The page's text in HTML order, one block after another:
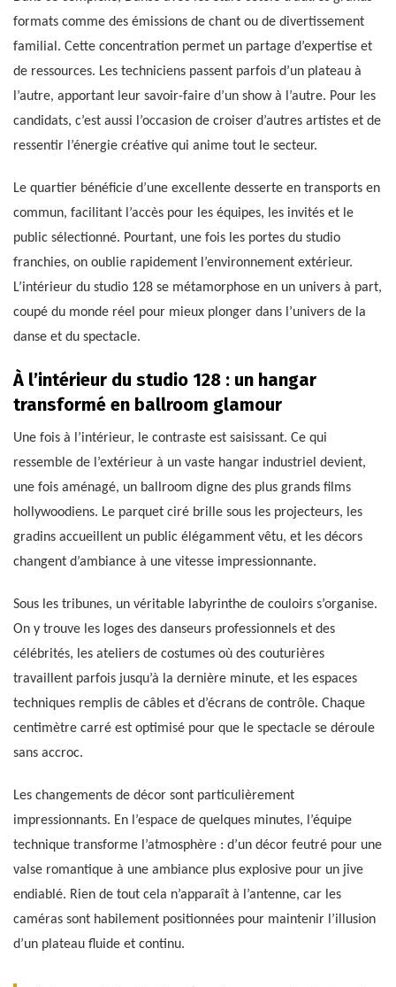
formats comme des émissions de chant ou de divertissement
familial. Cette concentration permet un partage d’expertise et
de ressources. Les techniciens passent parfois d’un plateau à
l’autre, apportant leur savoir-faire d’un show à l’autre. Pour les
candidats, c’est aussi l’occasion de croiser d’autres artistes et de
ressentir l’énergie créative qui anime tout le secteur.
Le quartier bénéficie d’une excellente desserte en transports en
commun, facilitant l’accès pour les équipes, les invités et le
public sélectionné. Pourtant, une fois les portes du studio
franchies, on oublie rapidement l’environnement extérieur.
L’intérieur du studio 128 se métamorphose en un univers à part,
coupé du monde réel pour mieux plonger dans l’univers de la
danse et du spectacle.
À l’intérieur du studio 128 : un hangar
transformé en ballroom glamour
Une fois à l’intérieur, le contraste est saisissant. Ce qui
ressemble de l’extérieur à un vaste hangar industriel devient,
une fois aménagé, un ballroom digne des plus grands films
hollywoodiens. Le parquet ciré brille sous les projecteurs, les
gradins accueillent un public élégamment vêtu, et les décors
changent d’ambiance à une vitesse impressionnante.
Sous les tribunes, un véritable labyrinthe de couloirs s’organise.
On y trouve les loges des danseurs professionnels et des
célébrités, les ateliers de costumes où des couturières
travaillent parfois jusqu’à la dernière minute, et les espaces
techniques remplis de câbles et d’écrans de contrôle. Chaque
centimètre carré est optimisé pour que le spectacle se déroule
sans accroc.
Les changements de décor sont particulièrement
impressionnants. En l’espace de quelques minutes, l’équipe
technique transforme l’atmosphère : d’un décor feutré pour une
valse romantique à une ambiance plus explosive pour un jive
endiablé. Rien de tout cela n’apparaît à l’antenne, car les
caméras sont habilement positionnées pour maintenir l’illusion
d’un plateau fluide et continu.